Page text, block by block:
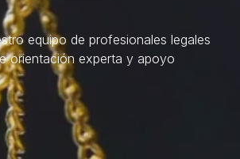
equipo de profesionales legales
orientación experta y apoyo